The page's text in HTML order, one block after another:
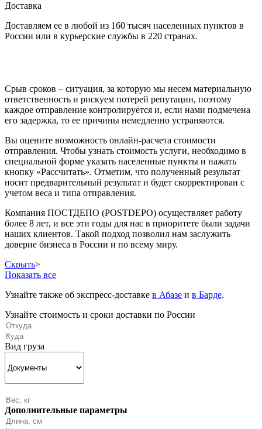
Доставка
Доставляем ее в любой из 160 тысяч населенных пунктов в
России или в курьерские службы в 220 странах.
Срыв сроков – ситуация, за которую мы несем материальную
ответственность и рискуем потерей репутации, поэтому
каждое отправление контролируется и, если нами подмечена
его задержка, то ее причины немедленно устраняются.
Вы оцените возможность онлайн-расчета стоимости
отправления. Чтобы узнать стоимость услуги, необходимо в
специальной форме указать населенные пункты и нажать
кнопку «Рассчитать». Отметим, что полученный результат
носит предварительный результат и будет скорректирован с
учетом веса и типа отправления.
Компания ПОСТДЕПО (POSTDEPO) осуществляет работу
более 8 лет, и все эти годы для нас в приоритете были задачи
наших клиентов. Такой подход позволил нам заслужить
доверие бизнеса в России и по всему миру.
Скрыть>
Показать все
Узнайте также об экспресс-доставке в Абазе и в Барде.
Узнайте стоимость и сроки доставки по России
Вид груза
Дополнительные параметры